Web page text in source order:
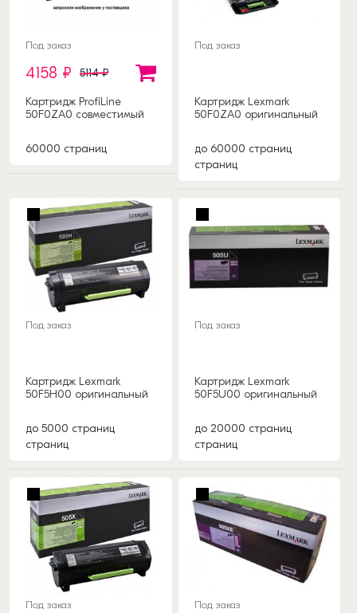
Под заказ
4158 ₽ 5114 ₽
Картридж ProfiLine
50F0ZA0 совместимый
60000 страниц
Под заказ
Картридж Lexmark
50F0ZA0 оригинальный
до 60000 страниц
страниц
Под заказ
Картридж Lexmark
50F5H00 оригинальный
до 5000 страниц
страниц
Под заказ
Картридж Lexmark
50F5U00 оригинальный
до 20000 страниц
страниц
Под заказ Под заказ